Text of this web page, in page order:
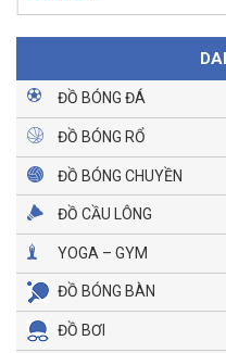
ĐỒ BÓNG ĐÁ
ĐỒ BÓNG RỔ
ĐỒ BÓNG CHUYỀN
ĐỒ CẦU LÔNG
YOGA – GYM
ĐỒ BÓNG BÀN
ĐỒ BƠI